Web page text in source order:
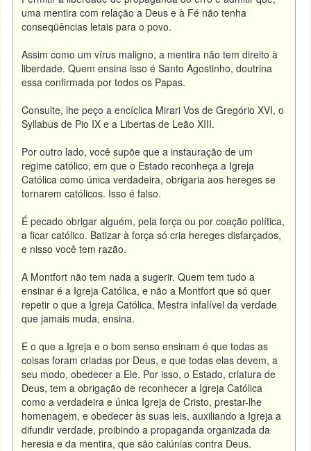
uma mentira com relação a Deus e à Fé não tenha
conseqüências letais para o povo.
Assim como um vírus maligno, a mentira não tem direito à
liberdade. Quem ensina isso é Santo Agostinho, doutrina
essa confirmada por todos os Papas.
Consulte, lhe peço a encíclica Mirari Vos de Gregório XVI, o
Syllabus de Pio IX e a Libertas de Leão XIII.
Por outro lado, você supõe que a instauração de um
regime católico, em que o Estado reconheça a Igreja
Católica como única verdadeira, obrigaria aos hereges se
tornarem católicos. Isso é falso.
É pecado obrigar alguém, pela força ou por coação política,
a ficar católico. Batizar à força só cria hereges disfarçados,
e nisso você tem razão.
A Montfort não tem nada a sugerir. Quem tem tudo a
ensinar é a Igreja Católica, e não a Montfort que só quer
repetir o que a Igreja Católica, Mestra infalível da verdade
que jamais muda, ensina.
E o que a Igreja e o bom senso ensinam é que todas as
coisas foram criadas por Deus, e que todas elas devem, a
seu modo, obedecer a Ele. Por isso, o Estado, criatura de
Deus, tem a obrigação de reconhecer a Igreja Católica
como a verdadeira e única Igreja de Cristo, prestar-lhe
homenagem, e obedecer às suas leis, auxiliando a Igreja a
difundir verdade, proibindo a propaganda organizada da
heresia e da mentira, que são calúnias contra Deus.